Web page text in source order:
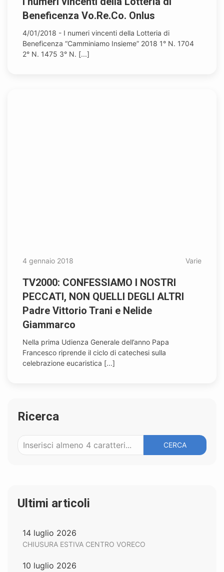
Beneficenza Vo.Re.Co. Onlus
4/01/2018 - I numeri vincenti della Lotteria di
Beneficenza “Camminiamo Insieme” 2018 1° N. 1704
2° N. 1475 3° N. [...]
4 gennaio 2018 Varie
TV2000: CONFESSIAMO I NOSTRI
PECCATI, NON QUELLI DEGLI ALTRI
Padre Vittorio Trani e Nelide
Giammarco
Nella prima Udienza Generale dell’anno Papa
Francesco riprende il ciclo di catechesi sulla
celebrazione eucaristica [...]
Ricerca
CERCA
Ultimi articoli
14 luglio 2026
CHIUSURA ESTIVA CENTRO VORECO
10 luglio 2026